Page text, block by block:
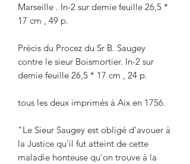
Marseille . In-2 sur demie feuille 26,5 *
17 cm , 49 p.
Précis du Procez du Sr B. Saugey
contre le sieur Boismortier. In-2 sur
demie feuille 26,5 * 17 cm , 24 p.
tous les deux imprimés à Aix en 1756.
"Le Sieur Saugey est obligé d'avouer à
la Justice qu'il fut atteint de cette
maladie honteuse qu'on trouve à la